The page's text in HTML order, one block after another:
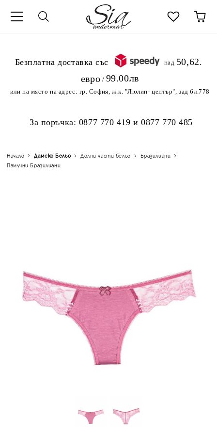
.Безплатна доставка със
над 50,62
евро / 99.00лв
или на място на адрес: гр. София, ж.к. "Люлин- център", зад бл.778
За поръчка: 0877 770 419 и0877 770 485
Начало Дамско Бельо Долни части бельо
Бразилиани
Памучни Бразилиани